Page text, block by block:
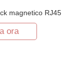
magnetico RJ45
ora